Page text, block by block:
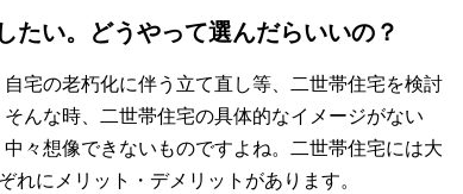
たい。どうやって選んだらいいの？
宅の老朽化に伴う立て直し等、二世帯住宅を検討
んな時、二世帯住宅の具体的なイメージがない
々想像できないものですよね。二世帯住宅には大
にメリット・デメリットがあります。